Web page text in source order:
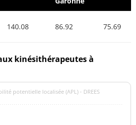
140.08 86.92 75.69
kinésithérapeutes à
potentielle localisée (APL) - DREES